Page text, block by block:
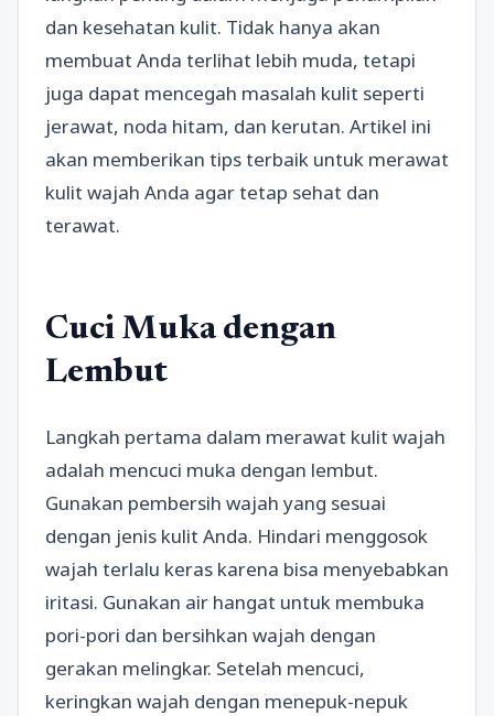
dan kesehatan kulit. Tidak hanya akan
membuat Anda terlihat lebih muda, tetapi
juga dapat mencegah masalah kulit seperti
jerawat, noda hitam, dan kerutan. Artikel ini
akan memberikan tips terbaik untuk merawat
kulit wajah Anda agar tetap sehat dan
terawat.
Cuci Muka dengan
Lembut
Langkah pertama dalam merawat kulit wajah
adalah mencuci muka dengan lembut.
Gunakan pembersih wajah yang sesuai
dengan jenis kulit Anda. Hindari menggosok
wajah terlalu keras karena bisa menyebabkan
iritasi. Gunakan air hangat untuk membuka
pori-pori dan bersihkan wajah dengan
gerakan melingkar. Setelah mencuci,
keringkan wajah dengan menepuk-nepuk